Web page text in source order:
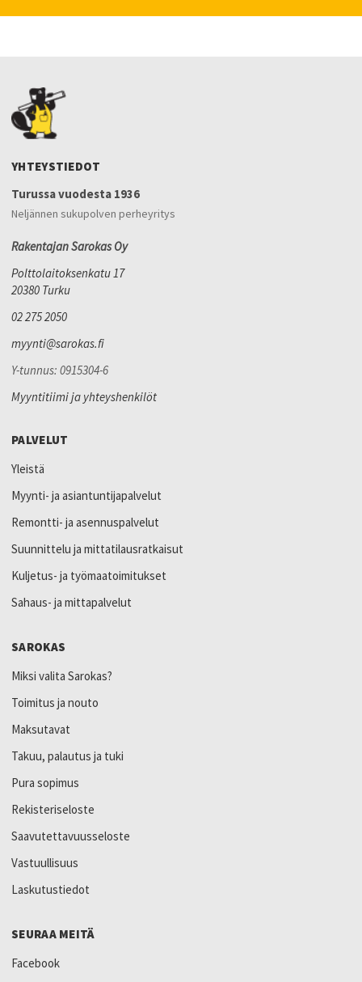
YHTEYSTIEDOT
Turussa vuodesta 1936
Neljännen sukupolven perheyritys
Rakentajan Sarokas Oy
Polttolaitoksenkatu 17
20380 Turku
02 275 2050
myynti@sarokas.fi
Y-tunnus: 0915304-6
Myyntitiimi ja yhteyshenkilöt
PALVELUT
Yleistä
Myynti- ja asiantuntijapalvelut
Remontti- ja asennuspalvelut
Suunnittelu ja mittatilausratkaisut
Kuljetus- ja työmaatoimitukset
Sahaus- ja mittapalvelut
SAROKAS
Miksi valita Sarokas?
Toimitus ja nouto
Maksutavat
Takuu, palautus ja tuki
Pura sopimus
Rekisteriseloste
Saavutettavuusseloste
Vastuullisuus
Laskutustiedot
SEURAA MEITÄ
Facebook